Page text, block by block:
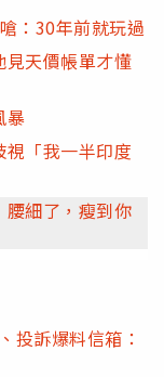
：30年前就玩過
天價帳單才懂
暴
「我一半印度
細了，瘦到你
、投訴爆料信箱：